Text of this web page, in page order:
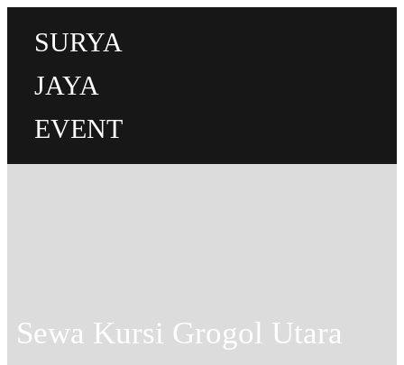
SURYA
JAYA
EVENT
Sewa Kursi Grogol Utara